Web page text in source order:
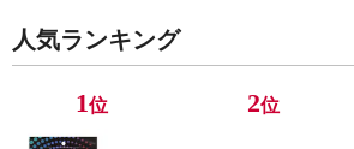
人気ランキング
1位 2位